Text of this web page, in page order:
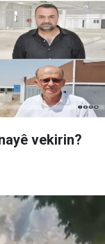
vekirin?